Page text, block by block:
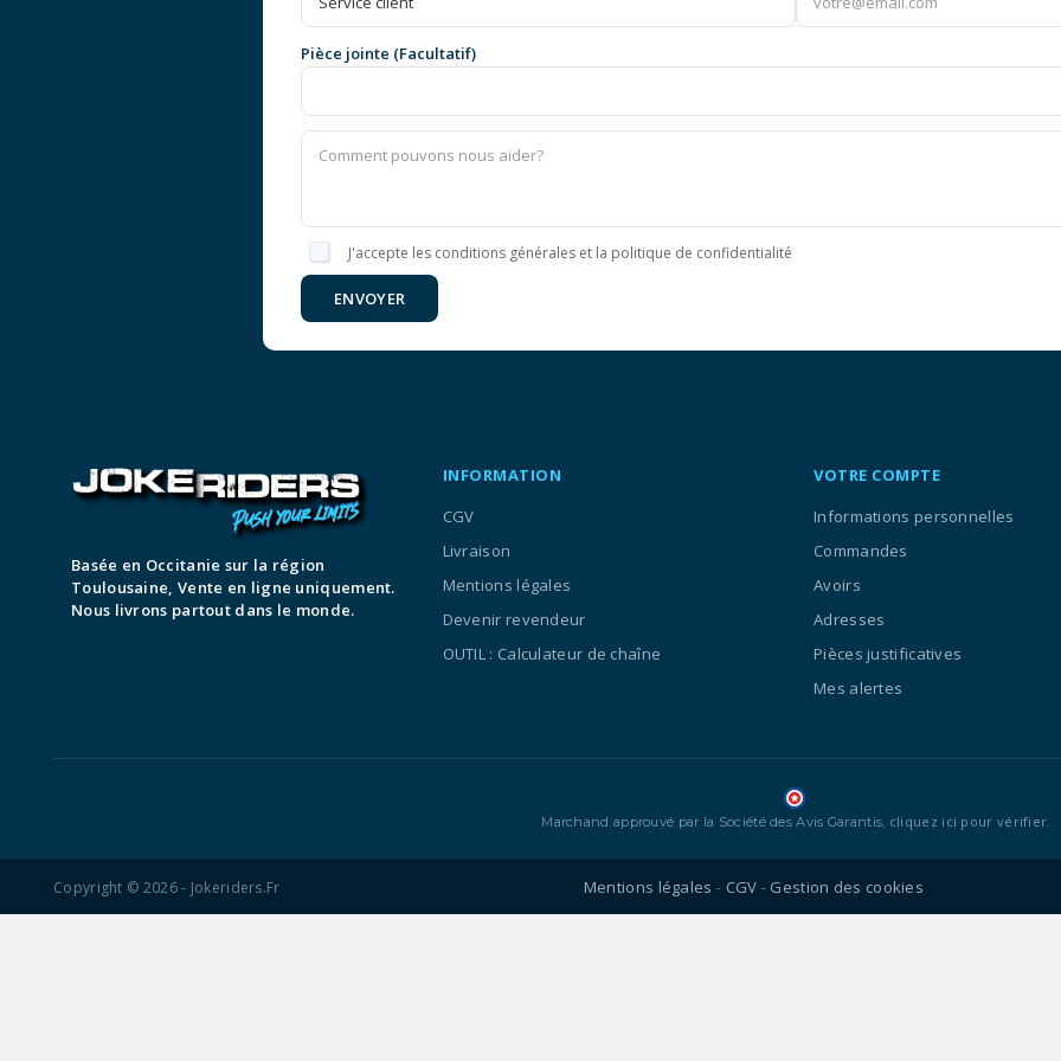
Pièce jointe (Facultatif)
J'accepte les conditions générales et la politique de confidentialité
ENVOYER
Basée en Occitanie sur la région
Toulousaine, Vente en ligne uniquement.
Nous livrons partout dans le monde.
INFORMATION
CGV
Livraison
Mentions légales
Devenir revendeur
OUTIL : Calculateur de chaîne
VOTRE COMPTE
Informations personnelles
Commandes
Avoirs
Adresses
Pièces justificatives
Mes alertes
Marchand approuvé par la Société des Avis Garantis, cliquez ici pour vérifier.
Copyright © 2026 - Jokeriders.fr Mentions légales - CGV - Gestion des cookies